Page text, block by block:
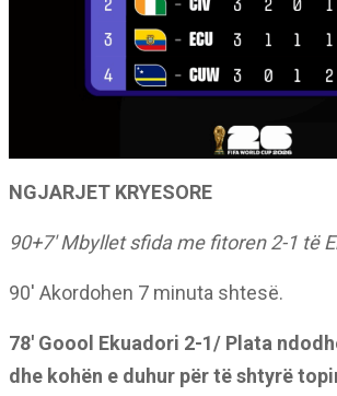
NGJARJET KRYESORE
90+7′ Mbyllet sfida me fitoren 2-1 të
90′ Akordohen 7 minuta shtesë.
78′ Goool Ekuadori 2-1/ Plata
dhe kohën e duhur për të shtyrë